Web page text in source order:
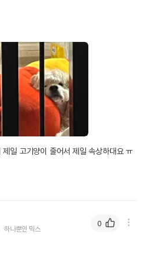
일 고기양이 줄어서 제일 속상하대요 ㅠ
하나뿐인 믹스
0